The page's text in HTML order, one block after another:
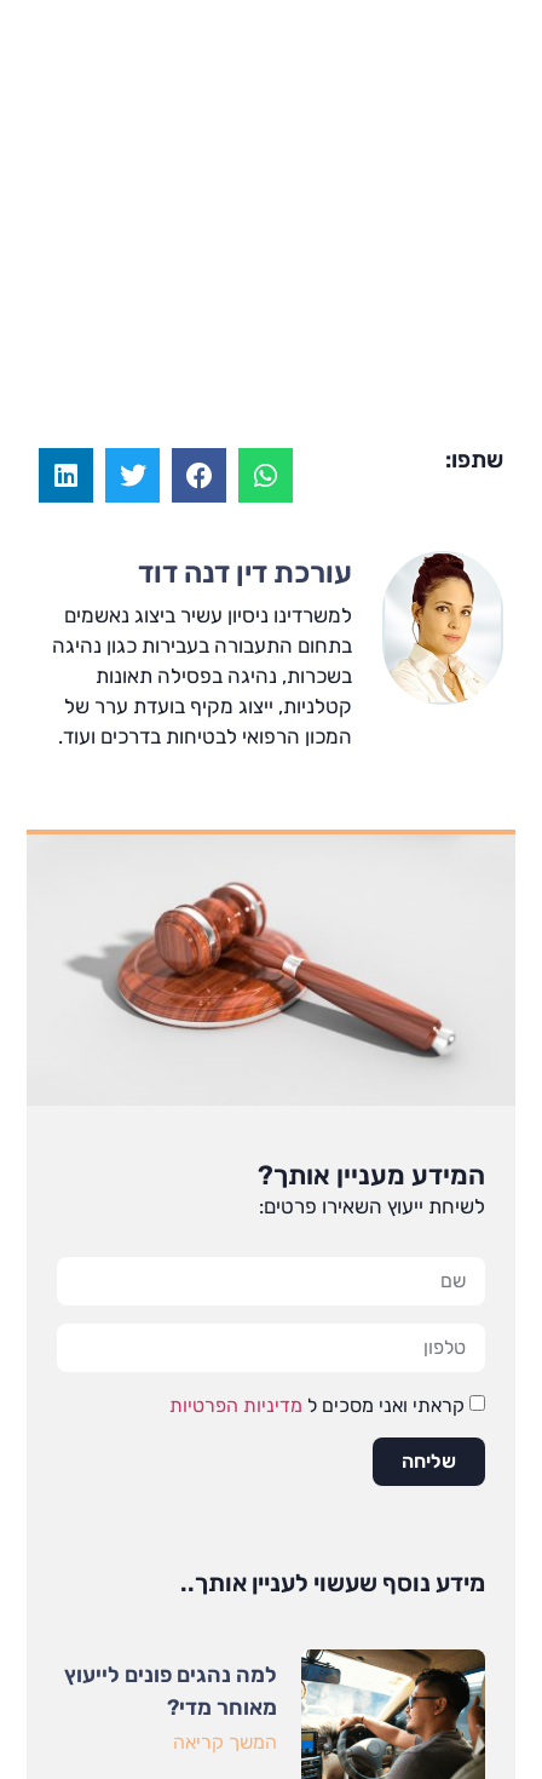
שתפו:
עורכת דין דנה דוד
למשרדינו ניסיון עשיר ביצוג נאשמים
בתחום התעבורה בעבירות כגון נהיגה
בשכרות, נהיגה בפסילה תאונות
קטלניות, ייצוג מקיף בועדת ערר של
המכון הרפואי לבטיחות בדרכים ועוד.
המידע מעניין אותך?
לשיחת ייעוץ השאירו פרטים:
קראתי ואני מסכים ל מדיניות הפרטיות
שליחה
מידע נוסף שעשוי לעניין אותך..
למה נהגים פונים לייעוץ
מאוחר מדי?
המשך קריאה